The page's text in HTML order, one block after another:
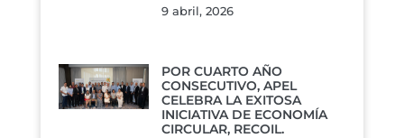
9 abril, 2026
POR CUARTO AÑO
CONSECUTIVO, APEL
CELEBRA LA EXITOSA
INICIATIVA DE ECONOMÍA
CIRCULAR, RECOIL.